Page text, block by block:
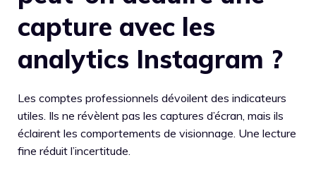
capture avec les
analytics Instagram ?
Les comptes professionnels dévoilent des indicateurs
utiles. Ils ne révèlent pas les captures d’écran, mais ils
éclairent les comportements de visionnage. Une lecture
fine réduit l’incertitude.